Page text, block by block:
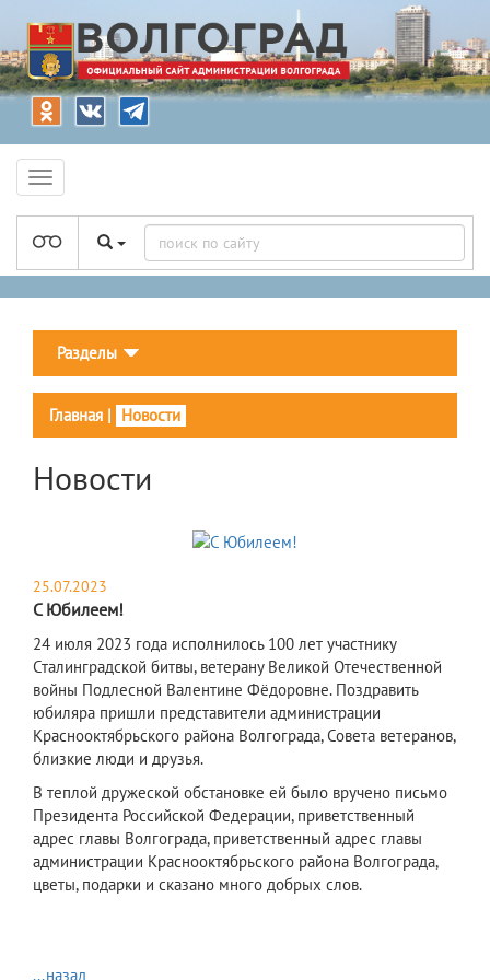
Разделы
Главная | Новости
Новости
25.07.2023
С Юбилеем!
24 июля 2023 года исполнилось 100 лет участнику
Сталинградской битвы, ветерану Великой Отечественной
войны Подлесной Валентине Фёдоровне. Поздравить
юбиляра пришли представители администрации
Краснооктябрьского района Волгограда, Совета ветеранов,
близкие люди и друзья.
В теплой дружеской обстановке ей было вручено письмо
Президента Российской Федерации, приветственный
адрес главы Волгограда, приветственный адрес главы
администрации Краснооктябрьского района Волгограда,
цветы, подарки и сказано много добрых слов.
...назад